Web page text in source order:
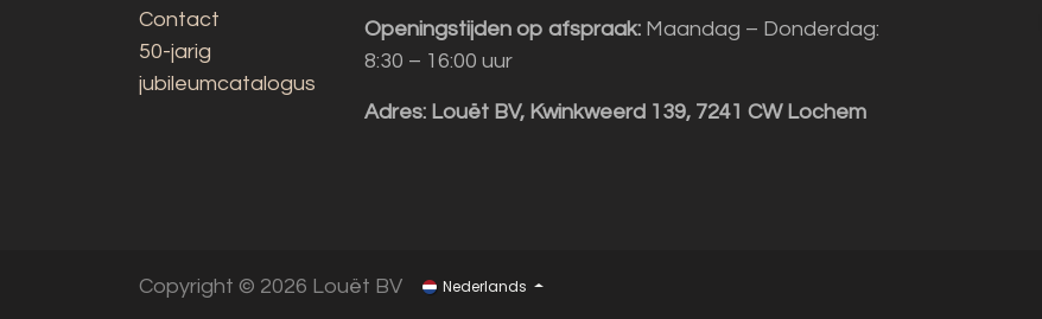
Contact
50-jarig
jubileumcatalogus
Openingstijden op afspraak: Maandag – Donderdag:
8:30 – 16:00 uur
Adres: Louët BV, Kwinkweerd 139, 7241 CW Lochem
Copyright © 2026 Louët BV Nederlands